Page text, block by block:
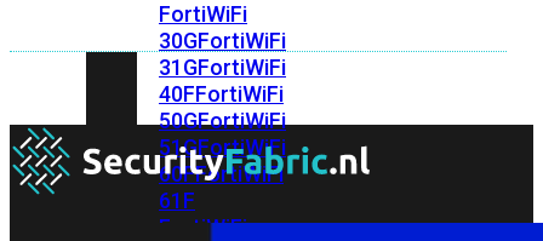
FortiWiFi
30GFortiWiFi
31GFortiWiFi
40FFortiWiFi
50GFortiWiFi
51GFortiWiFi
60FFortiWiFi
61F
FortiWiFi